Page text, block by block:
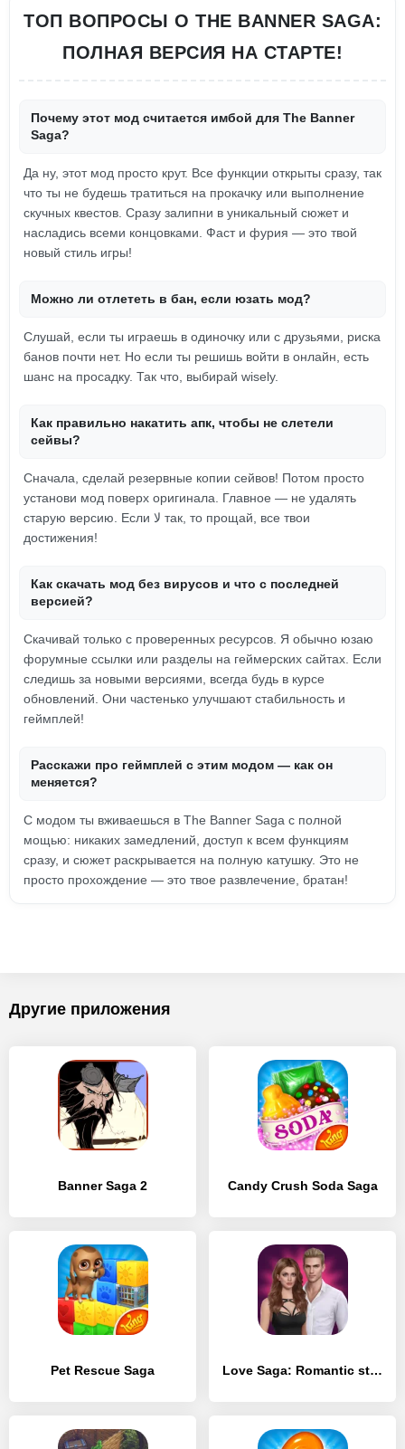
ТОП ВОПРОСЫ О THE BANNER SAGA:
ПОЛНАЯ ВЕРСИЯ НА СТАРТЕ!
Почему этот мод считается имбой для The Banner
Saga?
Да ну, этот мод просто крут. Все функции открыты сразу, так
что ты не будешь тратиться на прокачку или выполнение
скучных квестов. Сразу залипни в уникальный сюжет и
насладись всеми концовками. Фаст и фурия — это твой
новый стиль игры!
Можно ли отлететь в бан, если юзать мод?
Слушай, если ты играешь в одиночку или с друзьями, риска
банов почти нет. Но если ты решишь войти в онлайн, есть
шанс на просадку. Так что, выбирай wisely.
Как правильно накатить апк, чтобы не слетели
сейвы?
Сначала, сделай резервные копии сейвов! Потом просто
установи мод поверх оригинала. Главное — не удалять
старую версию. Если لا так, то прощай, все твои
достижения!
Как скачать мод без вирусов и что с последней
версией?
Скачивай только с проверенных ресурсов. Я обычно юзаю
форумные ссылки или разделы на геймерских сайтах. Если
следишь за новыми версиями, всегда будь в курсе
обновлений. Они частенько улучшают стабильность и
геймплей!
Расскажи про геймплей с этим модом — как он
меняется?
С модом ты вживаешься в The Banner Saga с полной
мощью: никаких замедлений, доступ к всем функциям
сразу, и сюжет раскрывается на полную катушку. Это не
просто прохождение — это твое развлечение, братан!
Другие приложения
Banner Saga 2 Candy Crush Soda Saga
Pet Rescue Saga Love Saga: Romantic story game